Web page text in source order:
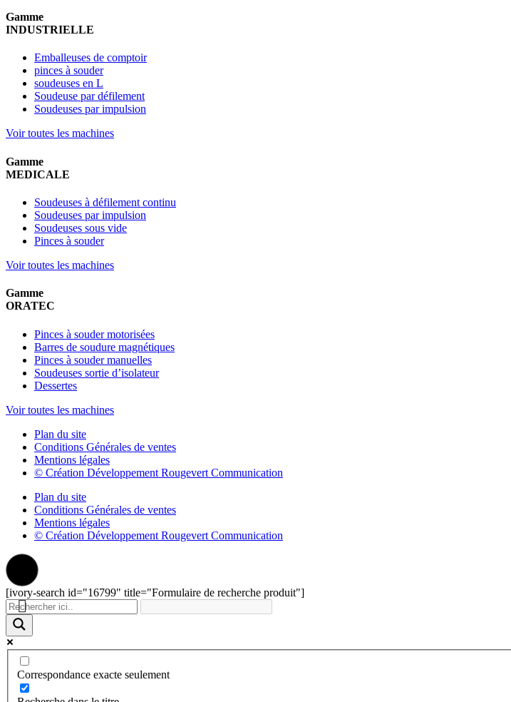
Gamme
INDUSTRIELLE
Emballeuses de comptoir
pinces à souder
soudeuses en L
Soudeuse par défilement
Soudeuses par impulsion
Voir toutes les machines
Gamme
MEDICALE
Soudeuses à défilement continu
Soudeuses par impulsion
Soudeuses sous vide
Pinces à souder
Voir toutes les machines
Gamme
ORATEC
Pinces à souder motorisées
Barres de soudure magnétiques
Pinces à souder manuelles
Soudeuses sortie d’isolateur
Dessertes
Voir toutes les machines
Plan du site
Conditions Générales de ventes
Mentions légales
© Création Développement Rougevert Communication
Plan du site
Conditions Générales de ventes
Mentions légales
© Création Développement Rougevert Communication
[ivory-search id="16799" title="Formulaire de recherche produit"]
Correspondance exacte seulement